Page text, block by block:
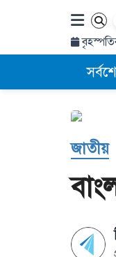
জাতীয়